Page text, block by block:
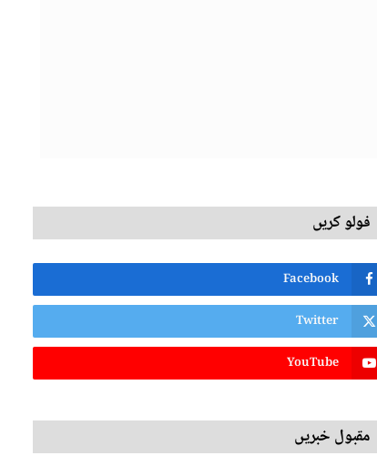
فولو کریں
Facebook
Twitter
YouTube
مقبول خبریں